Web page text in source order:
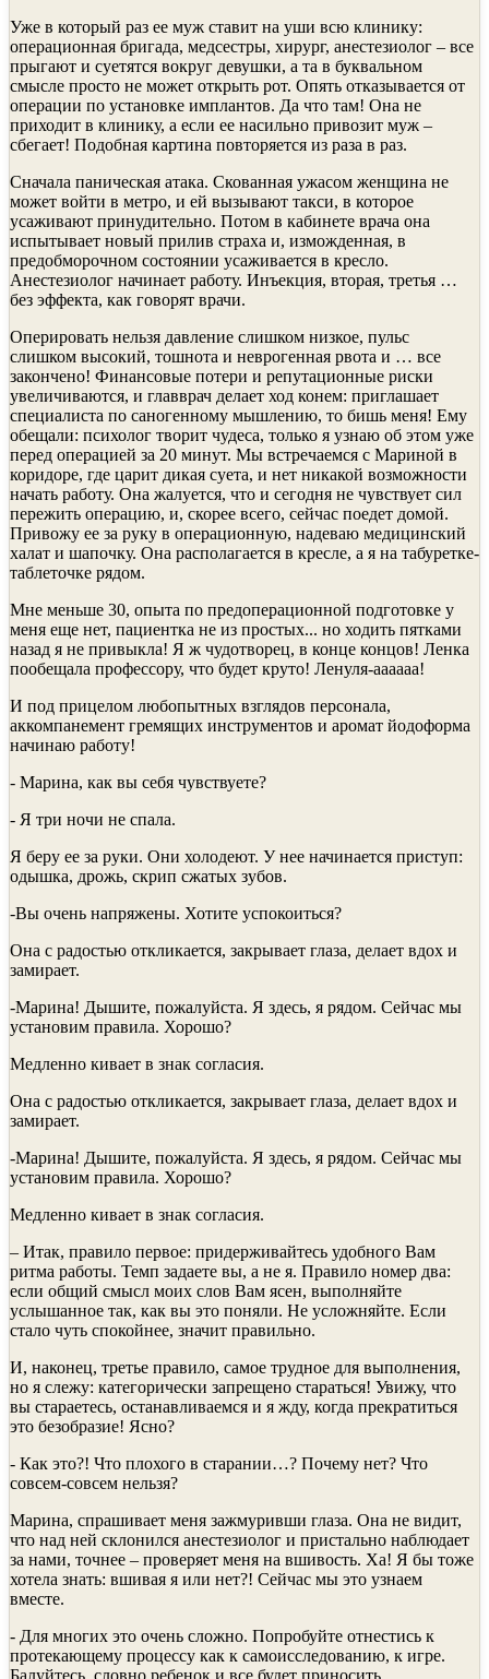
Уже в который раз ее муж ставит на уши всю клинику:
операционная бригада, медсестры, хирург, анестезиолог – все
прыгают и суетятся вокруг девушки, а та в буквальном
смысле просто не может открыть рот. Опять отказывается от
операции по установке имплантов. Да что там! Она не
приходит в клинику, а если ее насильно привозит муж –
сбегает! Подобная картина повторяется из раза в раз.
Сначала паническая атака. Скованная ужасом женщина не
может войти в метро, и ей вызывают такси, в которое
усаживают принудительно. Потом в кабинете врача она
испытывает новый прилив страха и, изможденная, в
предобморочном состоянии усаживается в кресло.
Анестезиолог начинает работу. Инъекция, вторая, третья …
без эффекта, как говорят врачи.
Оперировать нельзя давление слишком низкое, пульс
слишком высокий, тошнота и неврогенная рвота и … все
закончено! Финансовые потери и репутационные риски
увеличиваются, и главврач делает ход конем: приглашает
специалиста по саногенному мышлению, то бишь меня! Ему
обещали: психолог творит чудеса, только я узнаю об этом уже
перед операцией за 20 минут. Мы встречаемся с Мариной в
коридоре, где царит дикая суета, и нет никакой возможности
начать работу. Она жалуется, что и сегодня не чувствует сил
пережить операцию, и, скорее всего, сейчас поедет домой.
Привожу ее за руку в операционную, надеваю медицинский
халат и шапочку. Она располагается в кресле, а я на табуретке-
таблеточке рядом.
Мне меньше 30, опыта по предоперационной подготовке у
меня еще нет, пациентка не из простых... но ходить пятками
назад я не привыкла! Я ж чудотворец, в конце концов! Ленка
пообещала профессору, что будет круто! Ленуля-аааааа!
И под прицелом любопытных взглядов персонала,
аккомпанемент гремящих инструментов и аромат йодоформа
начинаю работу!
- Марина, как вы себя чувствуете?
- Я три ночи не спала.
Я беру ее за руки. Они холодеют. У нее начинается приступ:
одышка, дрожь, скрип сжатых зубов.
-Вы очень напряжены. Хотите успокоиться?
Она с радостью откликается, закрывает глаза, делает вдох и
замирает.
-Марина! Дышите, пожалуйста. Я здесь, я рядом. Сейчас мы
установим правила. Хорошо?
Медленно кивает в знак согласия.
Она с радостью откликается, закрывает глаза, делает вдох и
замирает.
-Марина! Дышите, пожалуйста. Я здесь, я рядом. Сейчас мы
установим правила. Хорошо?
Медленно кивает в знак согласия.
– Итак, правило первое: придерживайтесь удобного Вам
ритма работы. Темп задаете вы, а не я. Правило номер два:
если общий смысл моих слов Вам ясен, выполняйте
услышанное так, как вы это поняли. Не усложняйте. Если
стало чуть спокойнее, значит правильно.
И, наконец, третье правило, самое трудное для выполнения,
но я слежу: категорически запрещено стараться! Увижу, что
вы стараетесь, останавливаемся и я жду, когда прекратиться
это безобразие! Ясно?
- Как это?! Что плохого в старании…? Почему нет? Что
совсем-совсем нельзя?
Марина, спрашивает меня зажмуривши глаза. Она не видит,
что над ней склонился анестезиолог и пристально наблюдает
за нами, точнее – проверяет меня на вшивость. Ха! Я бы тоже
хотела знать: вшивая я или нет?! Сейчас мы это узнаем
вместе.
- Для многих это очень сложно. Попробуйте отнестись к
протекающему процессу как к самоисследованию, к игре.
Балуйтесь, словно ребенок и все будет приносить